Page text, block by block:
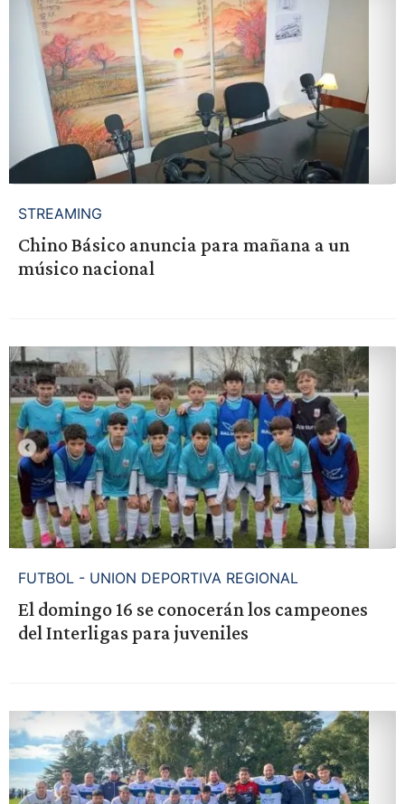
STREAMING
Chino Básico anuncia para mañana a un
músico nacional
FUTBOL - UNION DEPORTIVA REGIONAL
El domingo 16 se conocerán los campeones
del Interligas para juveniles